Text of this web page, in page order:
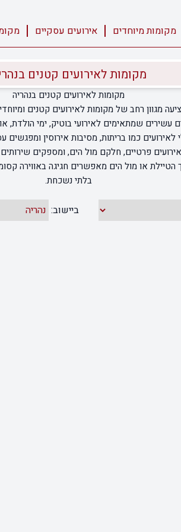
מקומות מיוחדים אירועים עסקיים
מקומות לאירועים קטנים
מקומות לאירועים קטנים בנהריה
מגוון רחב של מקומות לאירועים קטנים
עשירים שמתאימים לאירועי בוטיק, ימי הולדת,
לאירועים כמו בריתות, מסיבות אירוסין
פרטיים, חלקם מול הים, ומספקים
הטיילת או מול הים מאפשרים חגיגה באווירה
בלתי נשכחת.
ביישוב: